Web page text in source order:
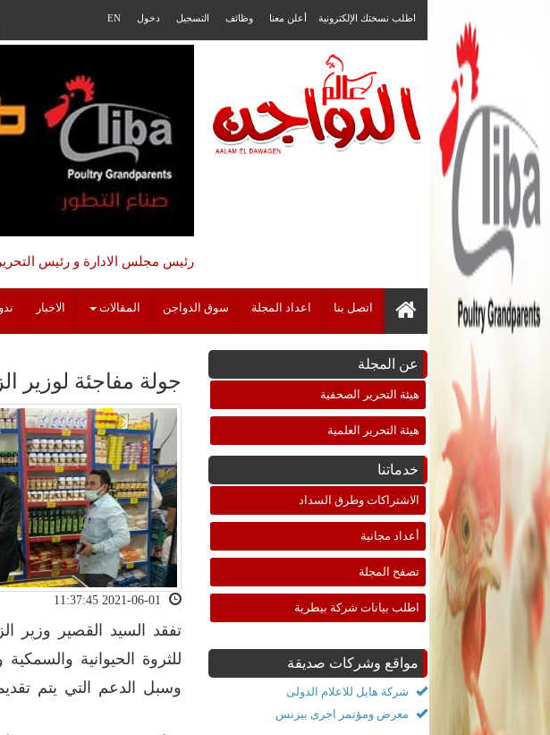
اطلب نسختك الإلكترونية أعلن معنا وظائف التسجيل دخول EN
رئيس مجلس الادارة و رئيس
اتصل بنا اعداد المجلة سوق الدواجن المقالات الاخبار
عن المجلة
هيئة التحرير الصحفية
هيئة التحرير العلمية
خدماتنا
الاشتراكات وطرق السداد
أعداد مجانية
تصفح المجلة
اطلب بيانات شركة بيطرية
مواقع وشركات صديقة
شركة هايل للاعلام الدولى
معرض ومؤتمر اجرى بيزنس
جولة مفاجئة لوزير
تفقد السيد القصير وزير
للثروة الحيوانية
وسبل الدعم التي يتم